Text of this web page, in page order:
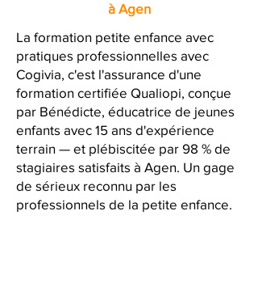
à Agen
La formation petite enfance avec
pratiques professionnelles avec
Cogivia, c'est l'assurance d'une
formation certifiée Qualiopi, conçue
par Bénédicte, éducatrice de jeunes
enfants avec 15 ans d'expérience
terrain — et plébiscitée par 98 % de
stagiaires satisfaits à Agen. Un gage
de sérieux reconnu par les
professionnels de la petite enfance.